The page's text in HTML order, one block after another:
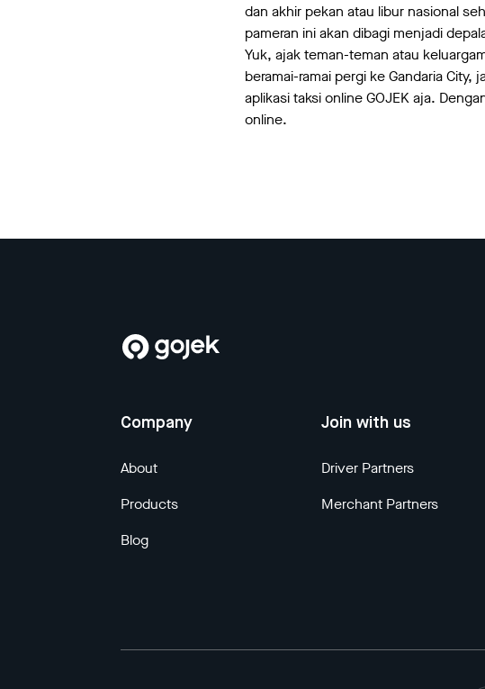
dan akhir pekan atau libur nasional
pameran ini akan dibagi menjadi
Yuk, ajak teman-teman atau
beramai-ramai pergi ke Gandaria City,
aplikasi taksi online GOJEK aja.
online.
Company
About
Products
Blog
Join with us
Driver Partners
Merchant Partners